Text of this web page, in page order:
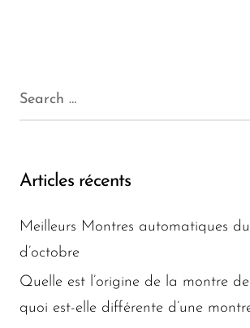
Articles récents
Meilleurs Montres automatiques
d’octobre
Quelle est l’origine de la montre
quoi est-elle différente d’une